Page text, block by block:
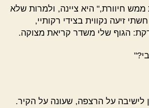
חיוורת," היא ציינה, ולמרות שלא
זיעה נקווית בצידי רקותיי,
הגוף שלי משדר קריאת מצוקה.
לישיבה על הרצפה, שעונה על הקיר.